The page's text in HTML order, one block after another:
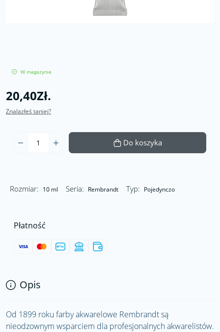
W magazynie
20,40Zł.
Znalazłeś taniej?
Do koszyka
Rozmiar: 10 ml Seria: Rembrandt Typ: Pojedynczo
Płatność
Opis
Od 1899 roku farby akwarelowe Rembrandt są
nieodzownym wsparciem dla profesjonalnych akwarelistów.